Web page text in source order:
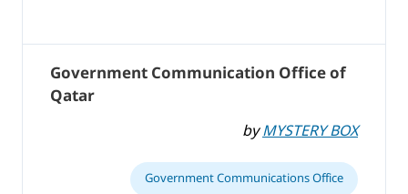
Government Communication Office of
Qatar
byMYSTERY BOX
Government Communications Office